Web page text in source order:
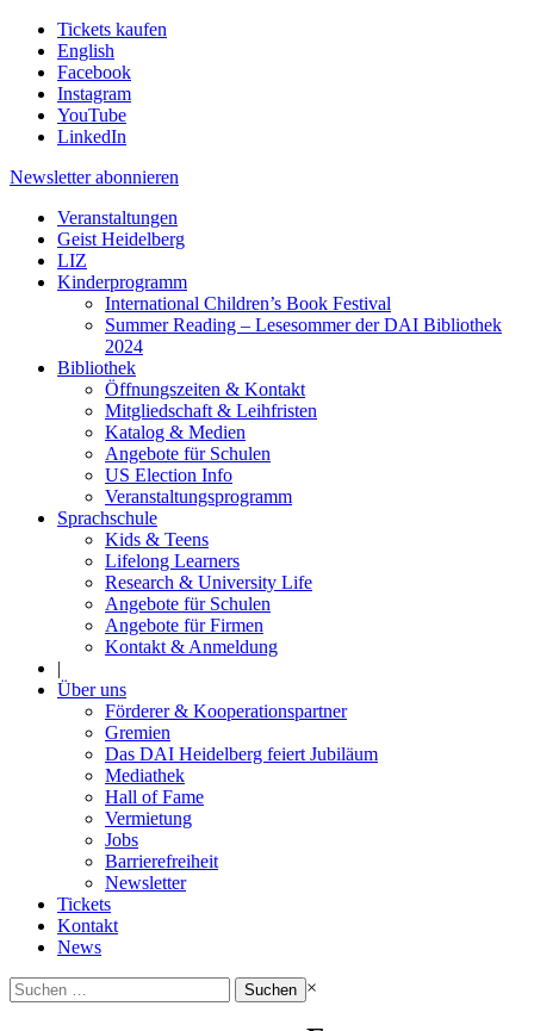
Tickets kaufen
English
Facebook
Instagram
YouTube
LinkedIn
Newsletter abonnieren
Veranstaltungen
Geist Heidelberg
LIZ
Kinderprogramm
International Children’s Book Festival
Summer Reading – Lesesommer der DAI Bibliothek
2024
Bibliothek
Öffnungszeiten & Kontakt
Mitgliedschaft & Leihfristen
Katalog & Medien
Angebote für Schulen
US Election Info
Veranstaltungsprogramm
Sprachschule
Kids & Teens
Lifelong Learners
Research & University Life
Angebote für Schulen
Angebote für Firmen
Kontakt & Anmeldung
|
Über uns
Förderer & Kooperationspartner
Gremien
Das DAI Heidelberg feiert Jubiläum
Mediathek
Hall of Fame
Vermietung
Jobs
Barrierefreiheit
Newsletter
Tickets
Kontakt
News
Suchen
nach:
×